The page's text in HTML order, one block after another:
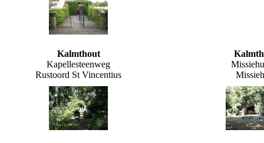
Kalmthout
Kapellesteenweg
Rustoord St Vincentius